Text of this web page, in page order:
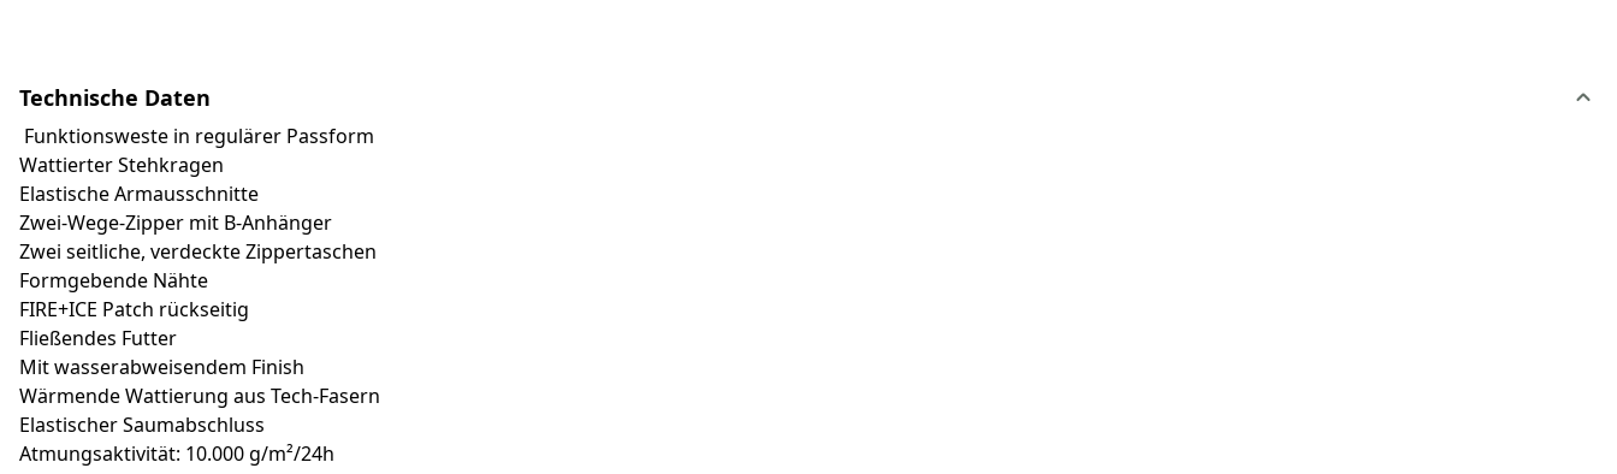
Technische Daten
Funktionsweste in regulärer Passform
Wattierter Stehkragen
Elastische Armausschnitte
Zwei-Wege-Zipper mit B-Anhänger
Zwei seitliche, verdeckte Zippertaschen
Formgebende Nähte
FIRE+ICE Patch rückseitig
Fließendes Futter
Mit wasserabweisendem Finish
Wärmende Wattierung aus Tech-Fasern
Elastischer Saumabschluss
Atmungsaktivität: 10.000 g/m²/24h